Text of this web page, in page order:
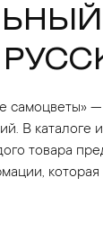
самоцветы»
В
товара